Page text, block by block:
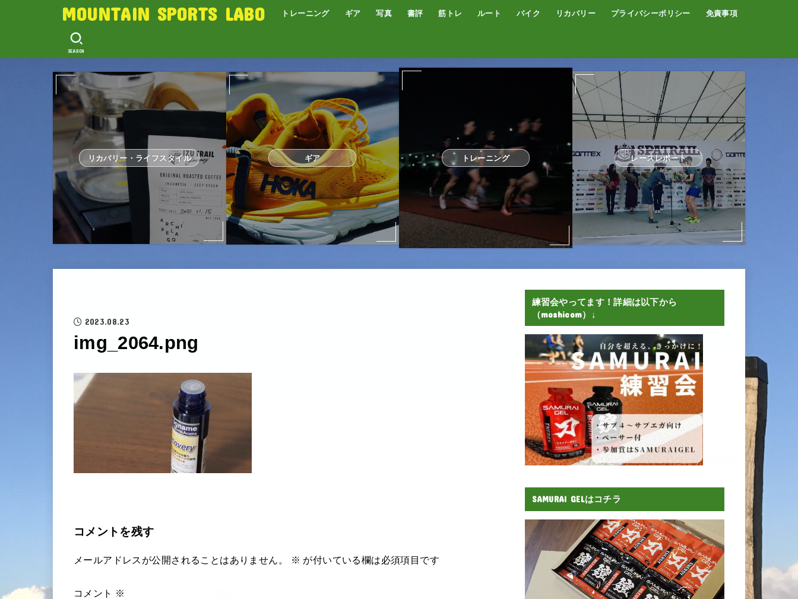
MOUNTAIN SPORTS LABO トレーニング ギア 写真 書評 筋トレ ルート バイク リカバリー プライバシーポリシー 免責事項
SEARCH
リカバリー・ライフスタイル ギア トレーニング レースレポート
2023.08.23
img_2064.png
コメントを残す
メールアドレスが公開されることはありません。 ※ が付いている欄は必須項目です
コメント ※
練習会やってます！詳細は以下から
（moshicom）↓
SAMURAI GELはコチラ